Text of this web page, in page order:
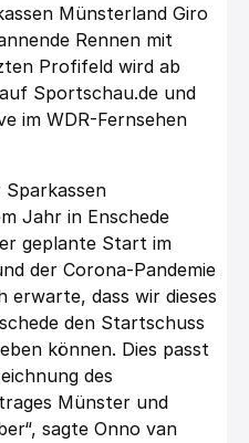
Münsterland Giro
Rennen mit
Profifeld wird ab
Sportschau.de und
im WDR-Fernsehen
Sparkassen
Jahr in Enschede
geplante Start im
der Corona-Pandemie
erwarte, dass wir dieses
den Startschuss
können. Dies passt
des
Münster und
sagte Onno van